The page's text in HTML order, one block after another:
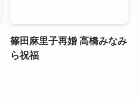
篠田麻里子再婚 高橋みなみ
ら祝福